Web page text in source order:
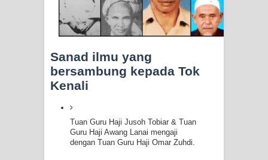
Sanad ilmu yang
bersambung kepada Tok
Kenali
Tuan Guru Haji Jusoh Tobiar & Tuan
Guru Haji Awang Lanai mengaji
dengan Tuan Guru Haji Omar Zuhdi.